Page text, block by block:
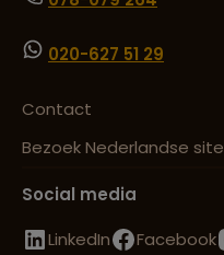
020-627 51 29
Contact
Bezoek Nederlandse site
Social media
LinkedIn
Facebook